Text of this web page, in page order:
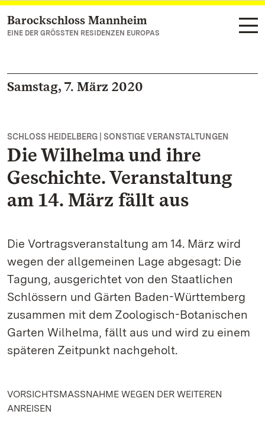
Zum Hauptinhalt springen
Barockschloss Mannheim
EINE DER GRÖSSTEN RESIDENZEN EUROPAS
Samstag, 7. März 2020
SCHLOSS HEIDELBERG | SONSTIGE VERANSTALTUNGEN
Die Wilhelma und ihre
Geschichte. Veranstaltung
am 14. März fällt aus
Die Vortragsveranstaltung am 14. März wird
wegen der allgemeinen Lage abgesagt: Die
Tagung, ausgerichtet von den Staatlichen
Schlössern und Gärten Baden-Württemberg
zusammen mit dem Zoologisch-Botanischen
Garten Wilhelma, fällt aus und wird zu einem
späteren Zeitpunkt nachgeholt.
VORSICHTSMASSNAHME WEGEN DER WEITEREN
ANREISEN